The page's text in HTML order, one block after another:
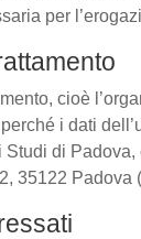
per
cioè
i dati
Studi di
35122 Padova